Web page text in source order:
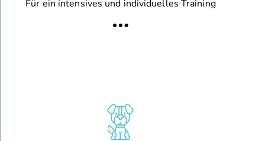
Für ein intensives und individuelles Training